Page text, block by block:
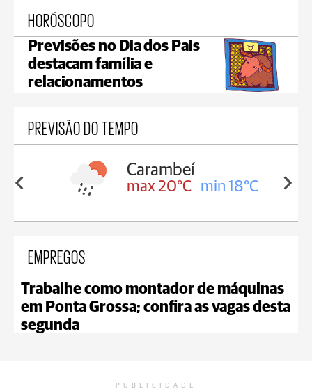
HORÓSCOPO
Previsões no Dia dos Pais
destacam família e
relacionamentos
PREVISÃO DO TEMPO
18°C
Carambeí
max 20°C min 18°C
EMPREGOS
Trabalhe como montador de máquinas
em Ponta Grossa; confira as vagas desta
segunda
PUBLICIDADE